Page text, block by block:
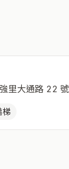
里大通路 22 號
梯